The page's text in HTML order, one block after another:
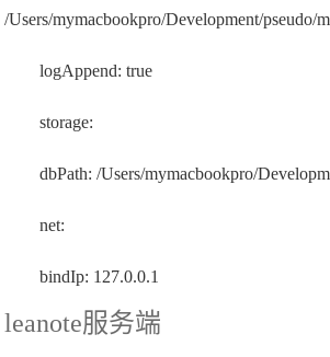
/Users/mymacbookpro/Development/pseudo/
logAppend: true
storage:
dbPath: /Users/mymacbookpro/
net:
bindIp: 127.0.0.1
leanote服务端